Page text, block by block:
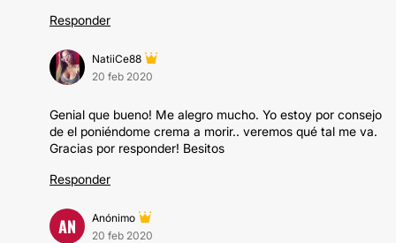
Responder
NatiiCe88
20 feb 2020
Genial que bueno! Me alegro mucho. Yo estoy por consejo
de el poniéndome crema a morir.. veremos qué tal me va.
Gracias por responder! Besitos
Responder
AN
Anónimo
20 feb 2020